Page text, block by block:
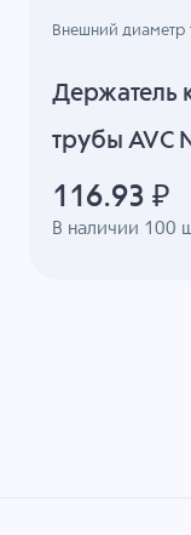
Держатель
трубы AVC
В наличии 100
Внешний диаметр
116.93 ₽